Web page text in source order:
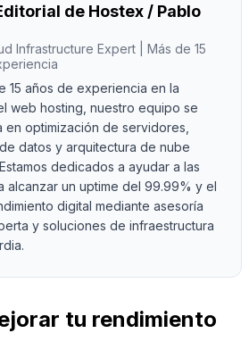
de Hostex / Pablo
Infrastructure Expert | Más de 15
15 años de experiencia en la
web hosting, nuestro equipo se
en optimización de servidores,
datos y arquitectura de nube
dedicados a ayudar a las
alcanzar un uptime del 99.99% y el
digital mediante asesoría
y soluciones de infraestructura
tu rendimiento